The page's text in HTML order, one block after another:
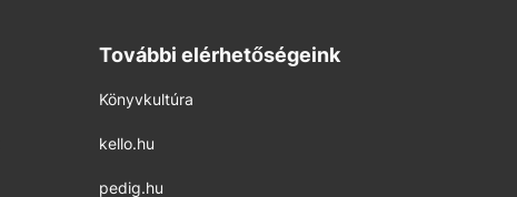
További elérhetőségeink
Könyvkultúra
kello.hu
pedig.hu